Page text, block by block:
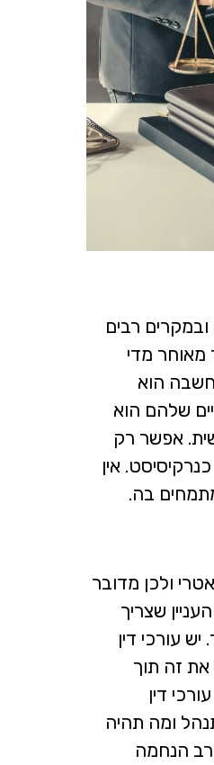
רבים
מדי
הוא
שלהם הוא
אפשר רק
אין
בה.
ולכן מדובר
שצריך
עורכי דין
זה תוך
דין
ומה תהיה
הנחמה